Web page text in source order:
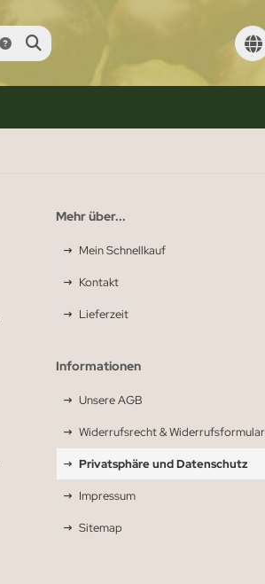
Mehr über...
Mein Schnellkauf
Kontakt
Lieferzeit
Informationen
Unsere AGB
Widerrufsrecht & Widerrufsformular
Privatsphäre und Datenschutz
Impressum
Sitemap